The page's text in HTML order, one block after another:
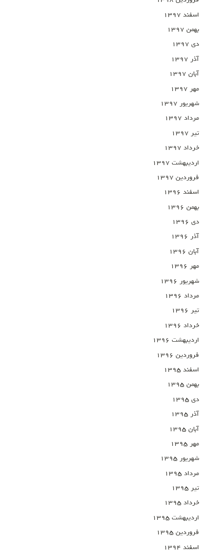
اسفند ۱۳۹۷
بهمن ۱۳۹۷
دی ۱۳۹۷
آذر ۱۳۹۷
آبان ۱۳۹۷
مهر ۱۳۹۷
شهریور ۱۳۹۷
مرداد ۱۳۹۷
تیر ۱۳۹۷
خرداد ۱۳۹۷
اردیبهشت ۱۳۹۷
فروردین ۱۳۹۷
اسفند ۱۳۹۶
بهمن ۱۳۹۶
دی ۱۳۹۶
آذر ۱۳۹۶
آبان ۱۳۹۶
مهر ۱۳۹۶
شهریور ۱۳۹۶
مرداد ۱۳۹۶
تیر ۱۳۹۶
خرداد ۱۳۹۶
اردیبهشت ۱۳۹۶
فروردین ۱۳۹۶
اسفند ۱۳۹۵
بهمن ۱۳۹۵
دی ۱۳۹۵
آذر ۱۳۹۵
آبان ۱۳۹۵
مهر ۱۳۹۵
شهریور ۱۳۹۵
مرداد ۱۳۹۵
تیر ۱۳۹۵
خرداد ۱۳۹۵
اردیبهشت ۱۳۹۵
فروردین ۱۳۹۵
اسفند ۱۳۹۴